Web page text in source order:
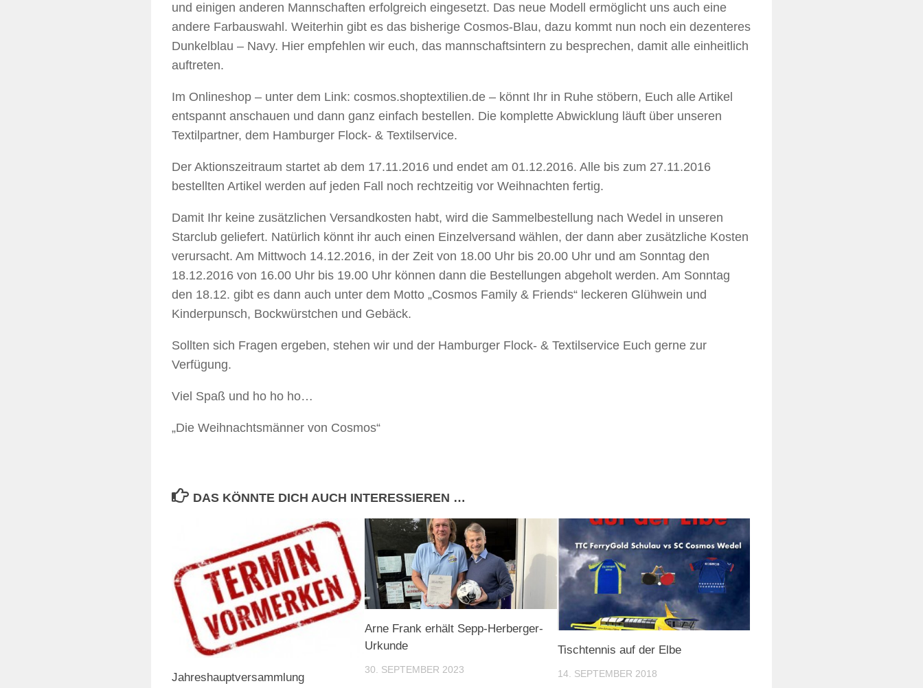
und einigen anderen Mannschaften erfolgreich eingesetzt. Das neue Modell ermöglicht uns auch eine
andere Farbauswahl. Weiterhin gibt es das bisherige Cosmos-Blau, dazu kommt nun noch ein dezenteres
Dunkelblau – Navy. Hier empfehlen wir euch, das mannschaftsintern zu besprechen, damit alle einheitlich
auftreten.
Im Onlineshop – unter dem Link: cosmos.shoptextilien.de – könnt Ihr in Ruhe stöbern, Euch alle Artikel
entspannt anschauen und dann ganz einfach bestellen. Die komplette Abwicklung läuft über unseren
Textilpartner, dem Hamburger Flock- & Textilservice.
Der Aktionszeitraum startet ab dem 17.11.2016 und endet am 01.12.2016. Alle bis zum 27.11.2016
bestellten Artikel werden auf jeden Fall noch rechtzeitig vor Weihnachten fertig.
Damit Ihr keine zusätzlichen Versandkosten habt, wird die Sammelbestellung nach Wedel in unseren
Starclub geliefert. Natürlich könnt ihr auch einen Einzelversand wählen, der dann aber zusätzliche Kosten
verursacht. Am Mittwoch 14.12.2016, in der Zeit von 18.00 Uhr bis 20.00 Uhr und am Sonntag den
18.12.2016 von 16.00 Uhr bis 19.00 Uhr können dann die Bestellungen abgeholt werden. Am Sonntag
den 18.12. gibt es dann auch unter dem Motto „Cosmos Family & Friends“ leckeren Glühwein und
Kinderpunsch, Bockwürstchen und Gebäck.
Sollten sich Fragen ergeben, stehen wir und der Hamburger Flock- & Textilservice Euch gerne zur
Verfügung.
Viel Spaß und ho ho ho…
„Die Weihnachtsmänner von Cosmos“
DAS KÖNNTE DICH AUCH INTERESSIEREN …
Jahreshauptversammlung
Arne Frank erhält Sepp-Herberger-
Urkunde
30. SEPTEMBER 2023
Tischtennis auf der Elbe
14. SEPTEMBER 2018